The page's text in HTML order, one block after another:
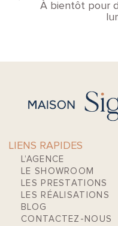
À bientôt pour
LIENS RAPIDES
L’AGENCE
LE SHOWROOM
LES PRESTATIONS
LES RÉALISATIONS
BLOG
CONTACTEZ-NOUS